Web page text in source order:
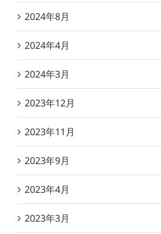
2024年8月
2024年4月
2024年3月
2023年12月
2023年11月
2023年9月
2023年4月
2023年3月